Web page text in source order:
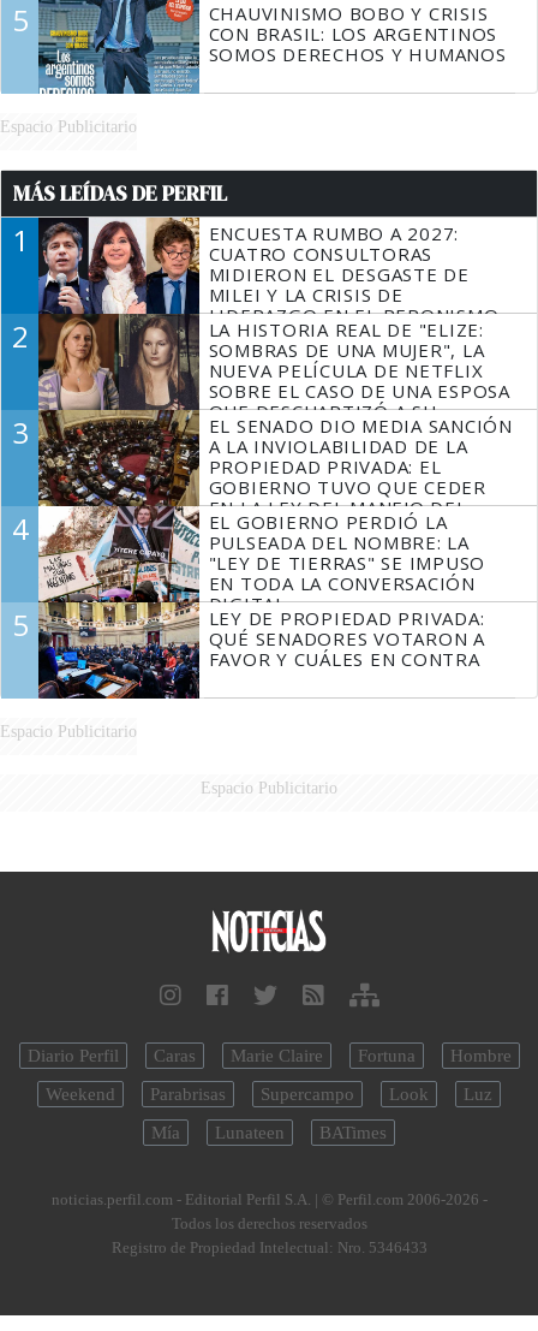
5
CHAUVINISMO BOBO Y CRISIS
CON BRASIL: LOS ARGENTINOS
SOMOS DERECHOS Y HUMANOS
Espacio Publicitario
MÁS LEÍDAS DE PERFIL
1
ENCUESTA RUMBO A 2027:
CUATRO CONSULTORAS
MIDIERON EL DESGASTE DE
MILEI Y LA CRISIS DE
LIDERAZGO EN EL PERONISMO
2
LA HISTORIA REAL DE "ELIZE:
SOMBRAS DE UNA MUJER", LA
NUEVA PELÍCULA DE NETFLIX
SOBRE EL CASO DE UNA ESPOSA
QUE DESCUARTIZÓ A SU
MARIDO
3
EL SENADO DIO MEDIA SANCIÓN
A LA INVIOLABILIDAD DE LA
PROPIEDAD PRIVADA: EL
GOBIERNO TUVO QUE CEDER
EN LA LEY DEL MANEJO DEL
FUEGO
4
EL GOBIERNO PERDIÓ LA
PULSEADA DEL NOMBRE: LA
"LEY DE TIERRAS" SE IMPUSO
EN TODA LA CONVERSACIÓN
DIGITAL
5
LEY DE PROPIEDAD PRIVADA:
QUÉ SENADORES VOTARON A
FAVOR Y CUÁLES EN CONTRA
Espacio Publicitario
Espacio Publicitario
Diario Perfil Caras Marie Claire Fortuna
Hombre
Weekend
Parabrisas Supercampo Look
Luz
Mía
Lunateen BATimes
noticias.perfil.com - Editorial Perfil S.A. | © Perfil.com 2006-2026 -
Todos los derechos reservados
Registro de Propiedad Intelectual: Nro. 5346433